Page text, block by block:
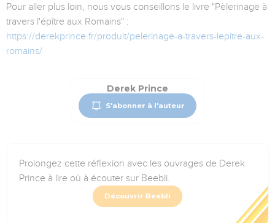
Pour aller plus loin, nous vous conseillons le livre "Pèlerinage à
travers l'épître aux Romains" :
https://derekprince.fr/produit/pelerinage-a-travers-lepitre-aux-
romains/
Derek Prince
S'abonner à l'auteur
Prolongez cette réflexion avec les ouvrages de Derek
Prince à lire où à écouter sur Beebli.
Découvrir Beebli